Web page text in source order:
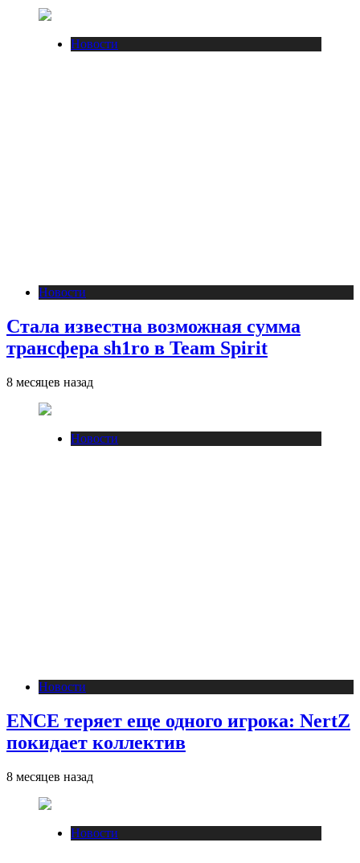
Новости
Новости
Стала известна возможная сумма
трансфера sh1ro в Team Spirit
8 месяцев назад
Новости
Новости
ENCE теряет еще одного игрока: NertZ
покидает коллектив
8 месяцев назад
Новости